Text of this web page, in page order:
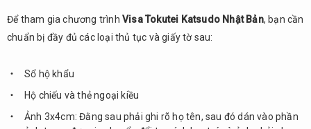
Để tham gia chương trình Visa Tokutei Katsudo Nhật Bản, bạn cần
chuẩn bị đầy đủ các loại thủ tục và giấy tờ sau:
Sổ hộ khẩu
Hộ chiếu và thẻ ngoại kiều
Ảnh 3x4cm: Đằng sau phải ghi rõ họ tên, sau đó dán vào phần